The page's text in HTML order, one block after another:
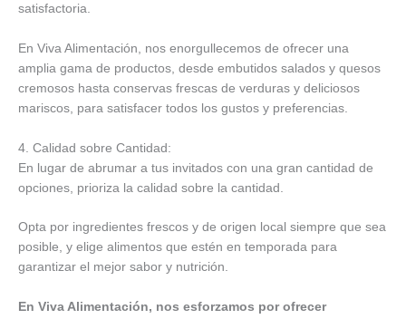
satisfactoria.
En Viva Alimentación, nos enorgullecemos de ofrecer una
amplia gama de productos, desde embutidos salados y quesos
cremosos hasta conservas frescas de verduras y deliciosos
mariscos, para satisfacer todos los gustos y preferencias.
4. Calidad sobre Cantidad:
En lugar de abrumar a tus invitados con una gran cantidad de
opciones, prioriza la calidad sobre la cantidad.
Opta por ingredientes frescos y de origen local siempre que sea
posible, y elige alimentos que estén en temporada para
garantizar el mejor sabor y nutrición.
En Viva Alimentación, nos esforzamos por ofrecer